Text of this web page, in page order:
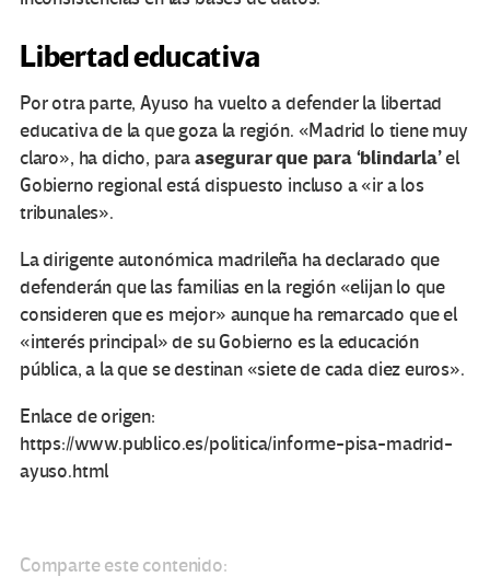
Libertad educativa
Por otra parte, Ayuso ha vuelto a defender la libertad
educativa de la que goza la región. «Madrid lo tiene muy
claro», ha dicho, paraasegurar que para ‘blindarla’el
Gobierno regional está dispuesto incluso a «ir a los
tribunales».
La dirigente autonómica madrileña ha declarado que
defenderán que las familias en la región «elijan lo que
consideren que es mejor» aunque ha remarcado que el
«interés principal» de su Gobierno es la educación
pública, a la que se destinan «siete de cada diez euros».
Enlace de origen:
https://www.publico.es/politica/informe-pisa-madrid-
ayuso.html
Comparte este contenido: